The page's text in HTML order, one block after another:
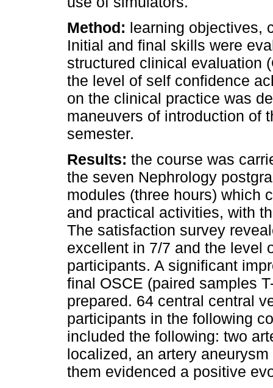
Method: learning objectives,
Initial and final skills were
structured clinical evaluation
the level of self confidence
on the clinical practice was
maneuvers of introduction of
semester.
Results: the course was
the seven Nephrology
modules (three hours) which
and practical activities, with
The satisfaction survey
excellent in 7/7 and the level
participants. A significant
final OSCE (paired samples
prepared. 64 central central
participants in the following
included the following: two
localized, an artery
them evidenced a positive